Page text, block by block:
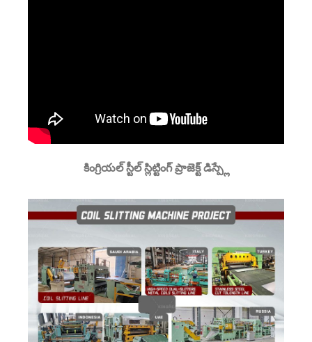
కింగ్రియల్ స్టీల్ స్లిట్టింగ్ ప్రాజెక్ట్ డిస్ప్లే